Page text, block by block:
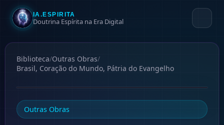
IA.ESPIRITA
Doutrina Espírita na Era Digital
Biblioteca/Outras Obras/
Brasil, Coração do Mundo, Pátria do Evangelho
Outras Obras